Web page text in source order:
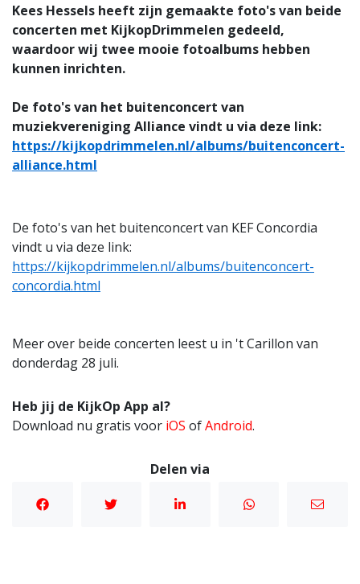
Kees Hessels heeft zijn gemaakte foto's van beide
concerten met KijkopDrimmelen gedeeld,
waardoor wij twee mooie fotoalbums hebben
kunnen inrichten.
De foto's van het buitenconcert van
muziekvereniging Alliance vindt u via deze link:
https://kijkopdrimmelen.nl/albums/buitenconcert-
alliance.html
De foto's van het buitenconcert van KEF Concordia
vindt u via deze link:
https://kijkopdrimmelen.nl/albums/buitenconcert-
concordia.html
Meer over beide concerten leest u in 't Carillon van
donderdag 28 juli.
Heb jij de KijkOp App al?
Download nu gratis voor iOS ofAndroid.
Delen via